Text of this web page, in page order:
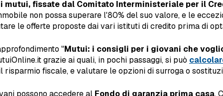
mutui, fissate dal Comitato Interministeriale per il
non possa superare l'80% del suo valore, e le
le offerte proposte dai vari istituti di credito prima di
"Mutui: i consigli per i giovani che
grazie ai quali, in pochi passaggi, si può
risparmio fiscale, e valutare le opzioni di surroga o
possono accedere al Fondo di garanzia prima casa.